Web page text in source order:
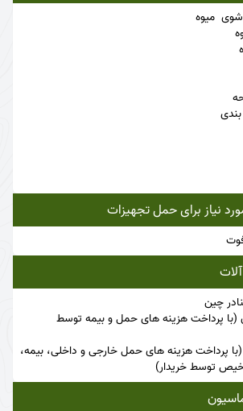
نیاز برای حمل تجهیزات
چین
(با پرداخت هزینه های حمل و بیمه توسط
پرداخت هزینه های حمل خارجی و داخلی، بیمه،
توسط خریدار)